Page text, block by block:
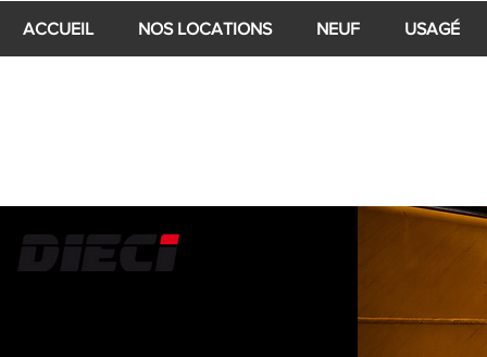
ACCUEIL NOS LOCATIONS NEUF USAGÉ